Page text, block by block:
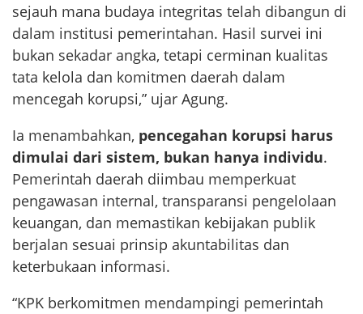
sejauh mana budaya integritas telah dibangun di
dalam institusi pemerintahan. Hasil survei ini
bukan sekadar angka, tetapi cerminan kualitas
tata kelola dan komitmen daerah dalam
mencegah korupsi,” ujar Agung.
Ia menambahkan, pencegahan korupsi harus
dimulai dari sistem, bukan hanya individu.
Pemerintah daerah diimbau memperkuat
pengawasan internal, transparansi pengelolaan
keuangan, dan memastikan kebijakan publik
berjalan sesuai prinsip akuntabilitas dan
keterbukaan informasi.
“KPK berkomitmen mendampingi pemerintah